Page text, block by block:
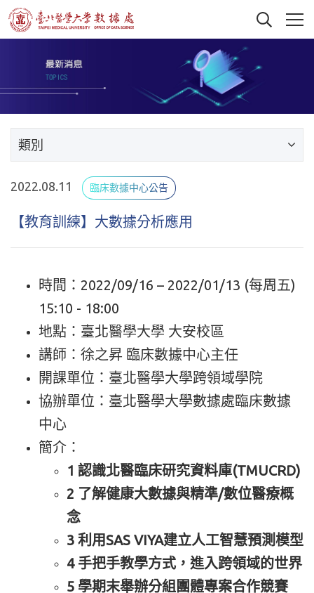
類別
2022.08.11 臨床數據中心公告
【教育訓練】大數據分析應用
時間：2022/09/16 – 2022/01/13 (每周五)
15:10 - 18:00
地點：臺北醫學大學 大安校區
講師：徐之昇 臨床數據中心主任
開課單位：臺北醫學大學跨領域學院
協辦單位：臺北醫學大學數據處臨床數據
中心
簡介：
1 認識北醫臨床研究資料庫(TMUCRD)
2 了解健康大數據與精準/數位醫療概
念
3 利用SAS VIYA建立人工智慧預測模型
4 手把手教學方式，進入跨領域的世界
5 學期末舉辦分組團體專案合作競賽